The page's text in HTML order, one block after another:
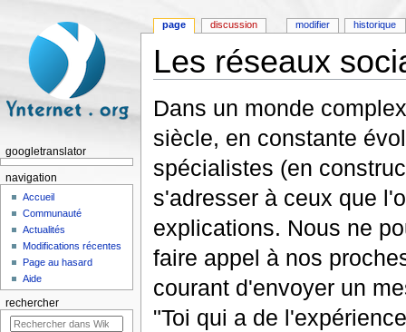
Les réseaux
Dans un monde
siècle, en constante
spécialistes (en
s'adresser à ceux que
explications. Nous ne
faire appel à nos
courant d'envoyer un
"Toi qui a de
page discussion modifier historique
googletranslator
navigation
Accueil
Communauté
Actualités
Modifications récentes
Page au hasard
Aide
rechercher